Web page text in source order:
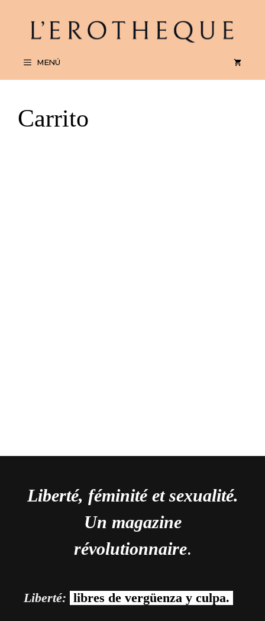
MENÚ
Carrito
Liberté, féminité et sexualité.
Un magazine
révolutionnaire.
Liberté: libres de vergüenza y culpa.